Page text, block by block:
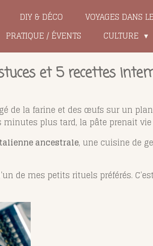
DIY & DÉCO
VOYAGES DANS
PRATIQUE / ÉVENTS CULTURE
et 5 recettes
de la farine et des œufs sur un
plus tard, la pâte prenait
ancestrale, une cuisine de
de mes petits rituels préférés.